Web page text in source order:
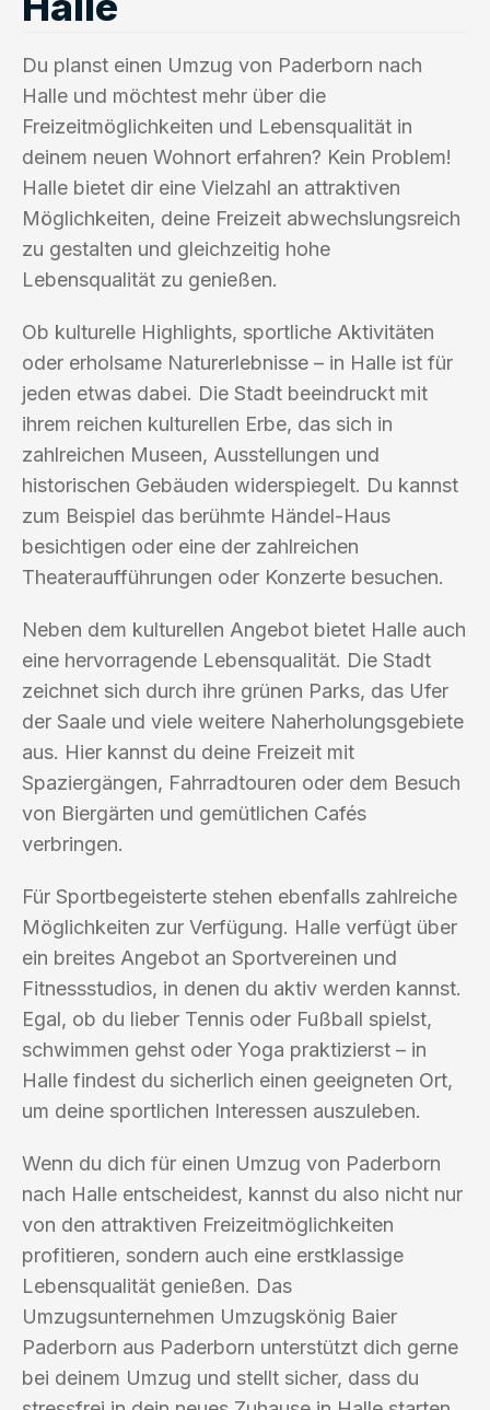
Du planst einen Umzug von Paderborn nach
Halle und möchtest mehr über die
Freizeitmöglichkeiten und Lebensqualität in
deinem neuen Wohnort erfahren? Kein Problem!
Halle bietet dir eine Vielzahl an attraktiven
Möglichkeiten, deine Freizeit abwechslungsreich
zu gestalten und gleichzeitig hohe
Lebensqualität zu genießen.
Ob kulturelle Highlights, sportliche Aktivitäten
oder erholsame Naturerlebnisse – in Halle ist für
jeden etwas dabei. Die Stadt beeindruckt mit
ihrem reichen kulturellen Erbe, das sich in
zahlreichen Museen, Ausstellungen und
historischen Gebäuden widerspiegelt. Du kannst
zum Beispiel das berühmte Händel-Haus
besichtigen oder eine der zahlreichen
Theateraufführungen oder Konzerte besuchen.
Neben dem kulturellen Angebot bietet Halle auch
eine hervorragende Lebensqualität. Die Stadt
zeichnet sich durch ihre grünen Parks, das Ufer
der Saale und viele weitere Naherholungsgebiete
aus. Hier kannst du deine Freizeit mit
Spaziergängen, Fahrradtouren oder dem Besuch
von Biergärten und gemütlichen Cafés
verbringen.
Für Sportbegeisterte stehen ebenfalls zahlreiche
Möglichkeiten zur Verfügung. Halle verfügt über
ein breites Angebot an Sportvereinen und
Fitnessstudios, in denen du aktiv werden kannst.
Egal, ob du lieber Tennis oder Fußball spielst,
schwimmen gehst oder Yoga praktizierst – in
Halle findest du sicherlich einen geeigneten Ort,
um deine sportlichen Interessen auszuleben.
Wenn du dich für einen Umzug von Paderborn
nach Halle entscheidest, kannst du also nicht nur
von den attraktiven Freizeitmöglichkeiten
profitieren, sondern auch eine erstklassige
Lebensqualität genießen. Das
Umzugsunternehmen Umzugskönig Baier
Paderborn aus Paderborn unterstützt dich gerne
bei deinem Umzug und stellt sicher, dass du